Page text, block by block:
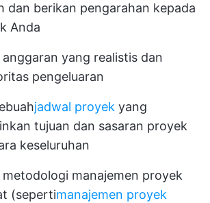
dan berikan pengarahan kepada
Anda
yang realistis dan
pengeluaran
jadwal proyek yang
tujuan dan sasaran proyek
keseluruhan
manajemen proyek
(sepertimanajemen proyek